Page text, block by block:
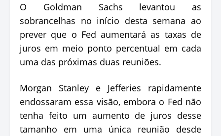
O Goldman Sachs levantou as
sobrancelhas no início desta semana ao
prever que o Fed aumentará as taxas de
juros em meio ponto percentual em cada
uma das próximas duas reuniões.
Morgan Stanley e Jefferies rapidamente
endossaram essa visão, embora o Fed não
tenha feito um aumento de juros desse
tamanho em uma única reunião desde